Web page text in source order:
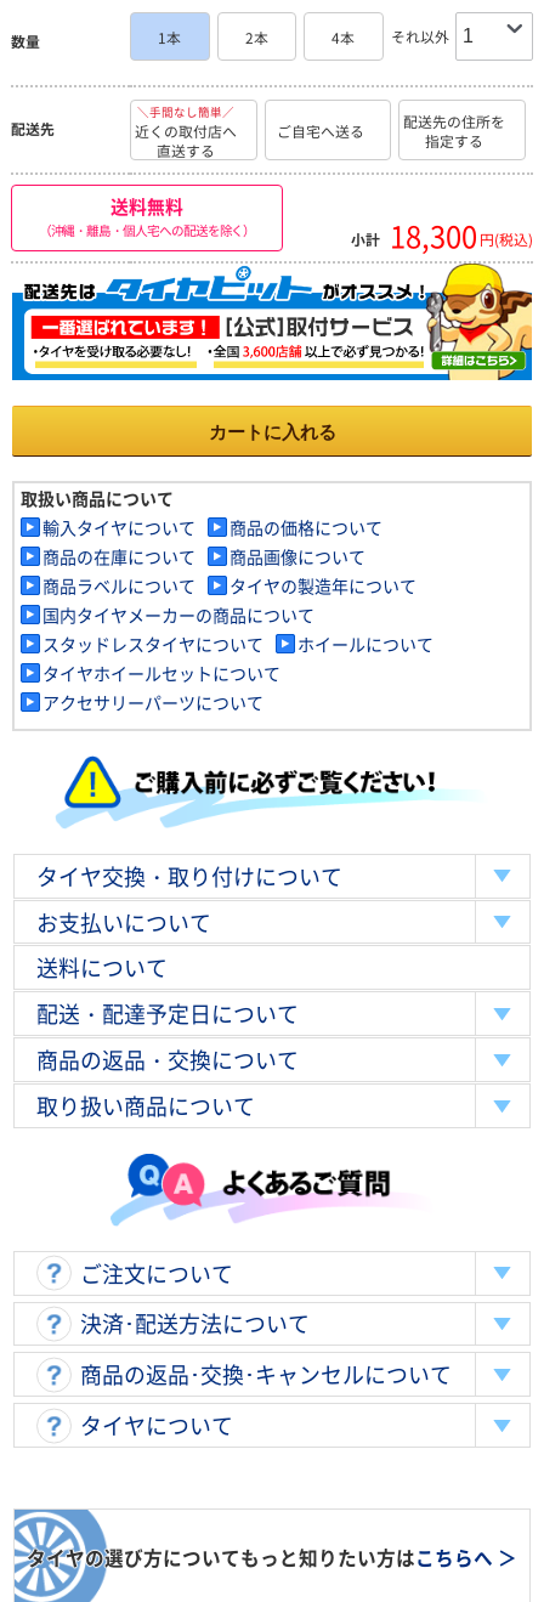
数量 1本 2本 4本 それ以外
配送先
＼手間なし簡単／
近くの取付店へ
直送する
ご自宅へ送る
配送先の住所を
指定する
送料無料
（沖縄・離島・個人宅への配送を除く） 小計 18,300 円(税込)
カートに入れる
取扱い商品について
輸入タイヤについて
商品の価格について
商品の在庫について
商品画像について
商品ラベルについて
タイヤの製造年について
国内タイヤメーカーの商品について
スタッドレスタイヤについて
ホイールについて
タイヤホイールセットについて
アクセサリーパーツについて
タイヤ交換・取り付けについて
お支払いについて
送料について
配送・配達予定日について
商品の返品・交換について
取り扱い商品について
ご注文について
決済･配送方法について
商品の返品･交換･キャンセルについて
タイヤについて
タイヤの選び方についてもっと知りたい方はこちらへ ＞